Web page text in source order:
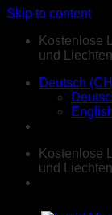
Skip to content
Kostenlose
und
Deutsch
Kostenlose
und